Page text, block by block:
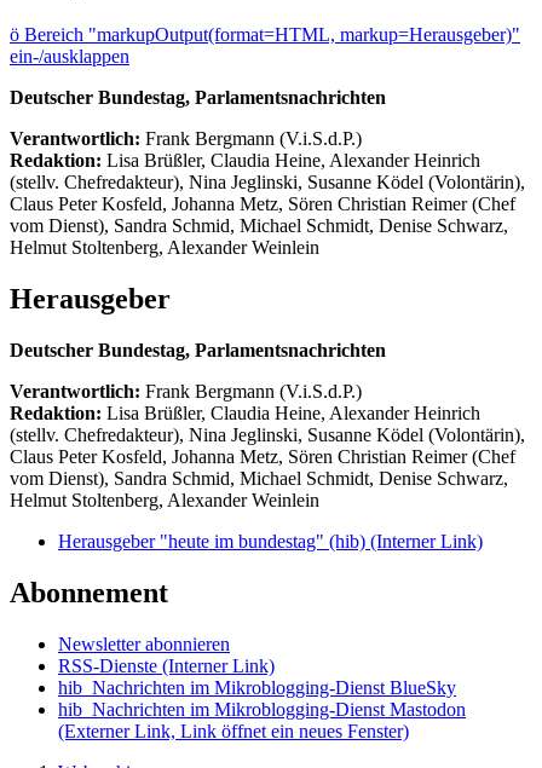
ö Bereich "markupOutput(format=HTML, markup=Herausgeber)"
ein-/ausklappen
Deutscher Bundestag, Parlamentsnachrichten
Verantwortlich: Frank Bergmann (V.i.S.d.P.)
Redaktion: Lisa Brüßler, Claudia Heine, Alexander Heinrich
(stellv. Chefredakteur), Nina Jeglinski, Susanne Ködel (Volontärin),
Claus Peter Kosfeld, Johanna Metz, Sören Christian Reimer (Chef
vom Dienst), Sandra Schmid, Michael Schmidt, Denise Schwarz,
Helmut Stoltenberg, Alexander Weinlein
Herausgeber
Deutscher Bundestag, Parlamentsnachrichten
Verantwortlich: Frank Bergmann (V.i.S.d.P.)
Redaktion: Lisa Brüßler, Claudia Heine, Alexander Heinrich
(stellv. Chefredakteur), Nina Jeglinski, Susanne Ködel (Volontärin),
Claus Peter Kosfeld, Johanna Metz, Sören Christian Reimer (Chef
vom Dienst), Sandra Schmid, Michael Schmidt, Denise Schwarz,
Helmut Stoltenberg, Alexander Weinlein
Herausgeber "heute im bundestag" (hib) (Interner Link)
Abonnement
Newsletter abonnieren
RSS-Dienste (Interner Link)
hib_Nachrichten im Mikroblogging-Dienst BlueSky
hib_Nachrichten im Mikroblogging-Dienst Mastodon
(Externer Link, Link öffnet ein neues Fenster)